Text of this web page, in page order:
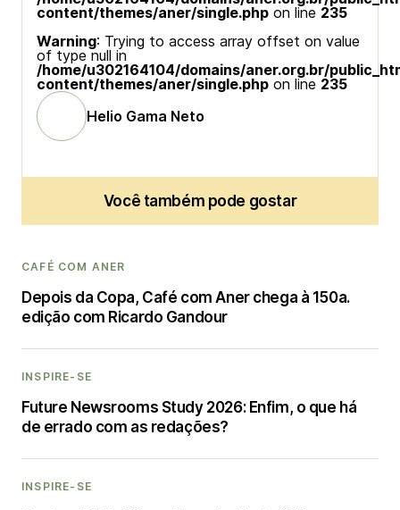
content/themes/aner/single.php on line 235
Warning: Trying to access array offset on value
of type null in
/home/u302164104/domains/aner.org.br/
content/themes/aner/single.php on line 235
Helio Gama Neto
Você também pode gostar
CAFÉ COM ANER
Depois da Copa, Café com Aner chega à 150a.
edição com Ricardo Gandour
INSPIRE-SE
Future Newsrooms Study 2026: Enfim, o que há
de errado com as redações?
INSPIRE-SE